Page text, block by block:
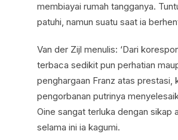
membiayai rumah tangganya.
patuhi, namun suatu saat ia
Van der Zijl menulis: ‘Dari
terbaca sedikit pun perhatian
penghargaan Franz atas prestasi,
pengorbanan putrinya
Oine sangat terluka dengan sikap
selama ini ia kagumi.